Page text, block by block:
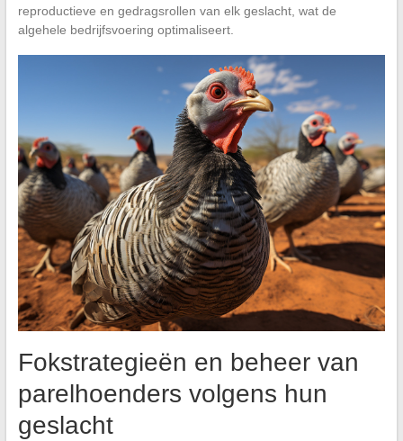
reproductieve en gedragsrollen van elk geslacht, wat de
algehele bedrijfsvoering optimaliseert.
Fokstrategieën en beheer van
parelhoenders volgens hun
geslacht